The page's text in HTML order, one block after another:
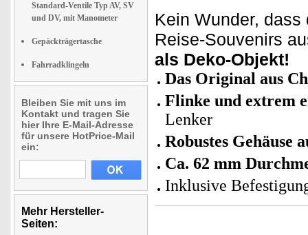
Standard-Ventile Typ AV, SV
und DV, mit Manometer
Gepäckträgertasche
Fahrradklingeln
Bleiben Sie mit uns im
Kontakt und tragen Sie
hier Ihre E-Mail-Adresse
für unsere HotPrice-Mail
ein:
Mehr Hersteller-
Seiten:
Kein Wunder,
Reise-Souvenirs
als Deko-Objekt!
Das Original aus
Flinke und extrem
Lenker
Robustes Gehäuse
Ca. 62 mm
Inklusive